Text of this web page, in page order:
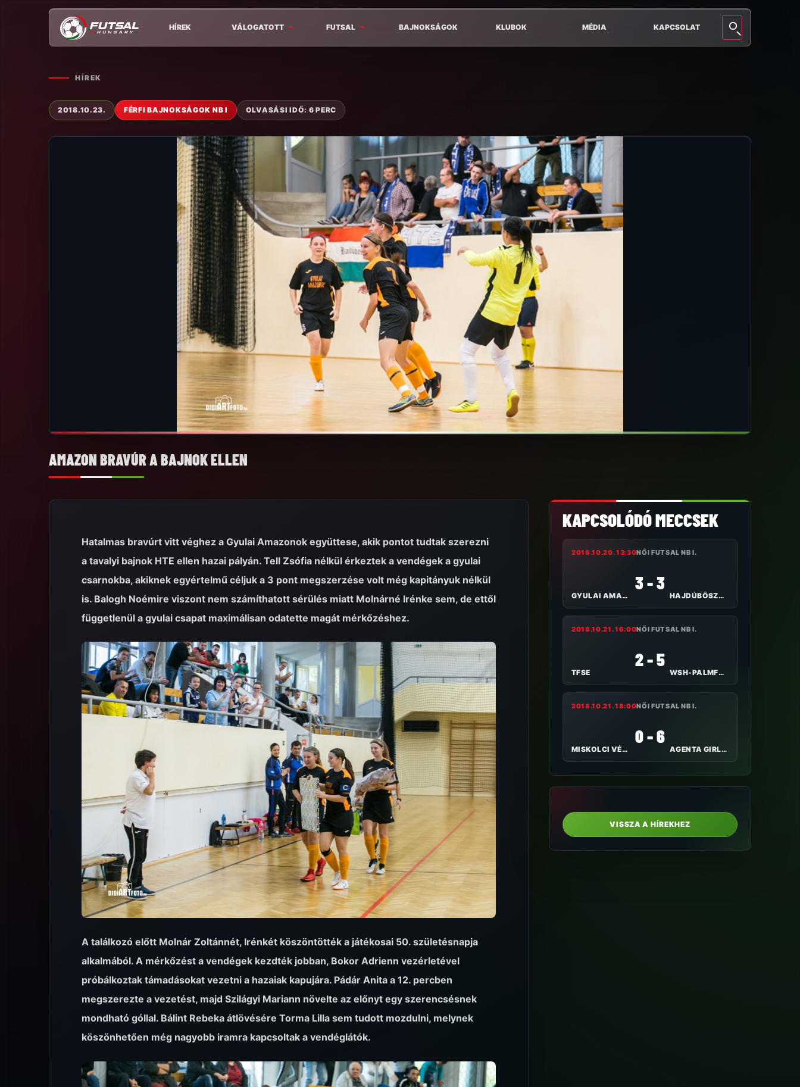
HÍREK VÁLOGATOTT FUTSAL BAJNOKSÁGOK KLUBOK MÉDIA KAPCSOLAT
HÍREK
2018.10.23. FÉRFI BAJNOKSÁGOK NB I OLVASÁSI IDŐ: 6 PERC
AMAZON BRAVÚR A BAJNOK ELLEN
Hatalmas bravúrt vitt véghez a Gyulai Amazonok együttese, akik pontot tudtak szerezni
a tavalyi bajnok HTE ellen hazai pályán. Tell Zsófia nélkül érkeztek a vendégek a gyulai
csarnokba, akiknek egyértelmű céljuk a 3 pont megszerzése volt még kapitányuk nélkül
is. Balogh Noémire viszont nem számíthatott sérülés miatt Molnárné Irénke sem, de ettől
függetlenül a gyulai csapat maximálisan odatette magát mérkőzéshez.
A találkozó előtt Molnár Zoltánnét, Irénkét köszöntötték a játékosai 50. születésnapja
alkalmából. A mérkőzést a vendégek kezdték jobban, Bokor Adrienn vezérletével
próbálkoztak támadásokat vezetni a hazaiak kapujára. Pádár Anita a 12. percben
megszerezte a vezetést, majd Szilágyi Mariann növelte az előnyt egy szerencsésnek
mondható góllal. Bálint Rebeka átlövésére Torma Lilla sem tudott mozdulni, melynek
köszönhetően még nagyobb iramra kapcsoltak a vendéglátók.
KAPCSOLÓDÓ MECCSEK
2018.10.20. 13:30NŐI FUTSAL NB I.
GYULAI AMAZONOK
3 - 3
HAJDÚBÖSZÖRMÉNYI TE I.
2018.10.21. 16:00NŐI FUTSAL NB I.
TFSE
2 - 5
WSH-PALMFOOD TOLNA-MÖZS
2018.10.21. 18:00NŐI FUTSAL NB I.
MISKOLCI VÉNUSZ
0 - 6
AGENTA GIRLS SZEKSZÁRD FC
VISSZA A HÍREKHEZ